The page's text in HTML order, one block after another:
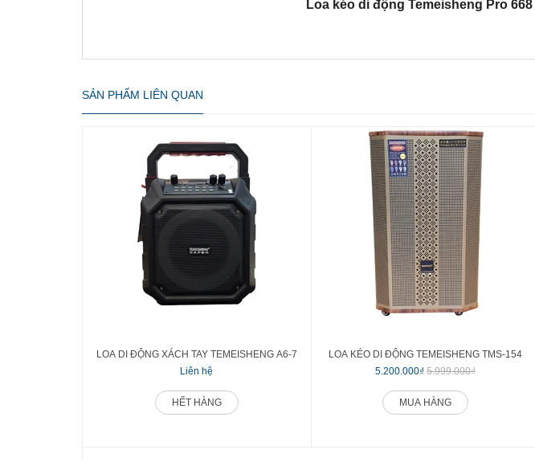
Loa kéo di động Temeisheng Pro 668
SẢN PHẨM LIÊN QUAN
LOA DI ĐỘNG XÁCH TAY TEMEISHENG A6-7
Liên hệ
HẾT HÀNG
LOA KÉO DI ĐỘNG TEMEISHENG TMS-154
5.200.000₫ 5.999.000₫
MUA HÀNG